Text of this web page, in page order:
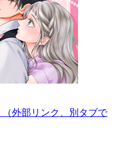
（外部リンク、別タブで